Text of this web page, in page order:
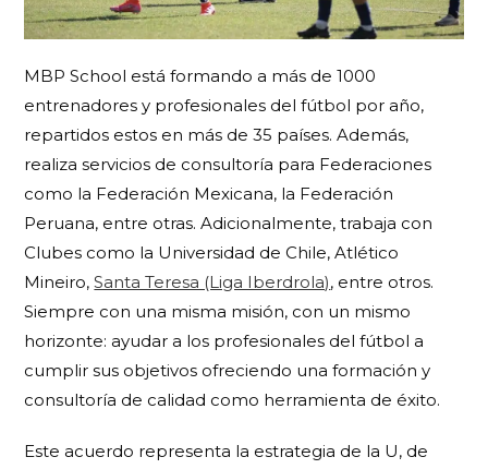
MBP School está formando a más de 1000
entrenadores y profesionales del fútbol por año,
repartidos estos en más de 35 países. Además,
realiza servicios de consultoría para Federaciones
como la Federación Mexicana, la Federación
Peruana, entre otras. Adicionalmente, trabaja con
Clubes como la Universidad de Chile, Atlético
Mineiro,Santa Teresa (Liga Iberdrola), entre otros.
Siempre con una misma misión, con un mismo
horizonte: ayudar a los profesionales del fútbol a
cumplir sus objetivos ofreciendo una formación y
consultoría de calidad como herramienta de éxito.
Este acuerdo representa la estrategia de la U, de